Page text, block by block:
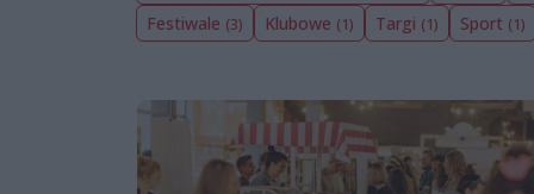
Festiwale (3) Klubowe (1) Targi (1) Sport (1)